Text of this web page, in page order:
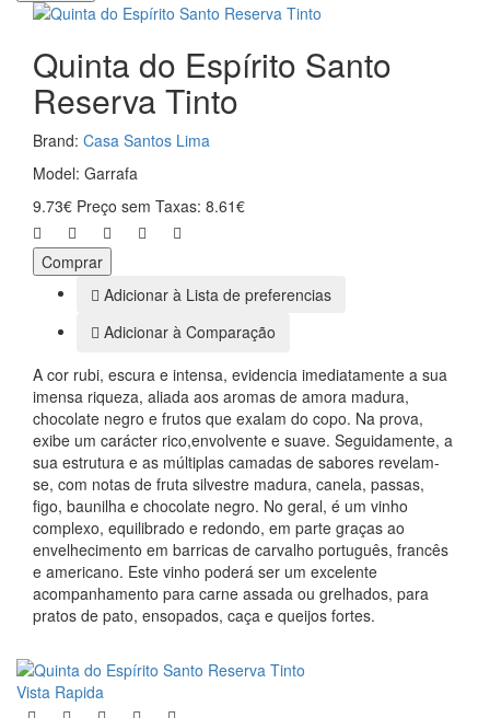
Quinta do Espírito Santo
Reserva Tinto
Brand: Casa Santos Lima
Model: Garrafa
9.73€ Preço sem Taxas: 8.61€
Comprar
Adicionar à Lista de preferencias
Adicionar à Comparação
A cor rubi, escura e intensa, evidencia imediatamente a sua
imensa riqueza, aliada aos aromas de amora madura,
chocolate negro e frutos que exalam do copo. Na prova,
exibe um carácter rico,envolvente e suave. Seguidamente, a
sua estrutura e as múltiplas camadas de sabores revelam-
se, com notas de fruta silvestre madura, canela, passas,
figo, baunilha e chocolate negro. No geral, é um vinho
complexo, equilibrado e redondo, em parte graças ao
envelhecimento em barricas de carvalho português, francês
e americano. Este vinho poderá ser um excelente
acompanhamento para carne assada ou grelhados, para
pratos de pato, ensopados, caça e queijos fortes.
Vista Rapida